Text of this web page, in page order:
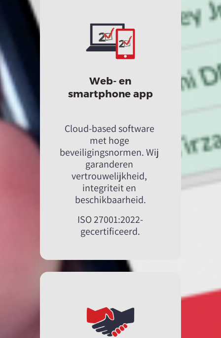
Web- en
smartphone app
Cloud-based software
met hoge
beveiligingsnormen. Wij
garanderen
vertrouwelijkheid,
integriteit en
beschikbaarheid.
ISO 27001:2022-
gecertificeerd.